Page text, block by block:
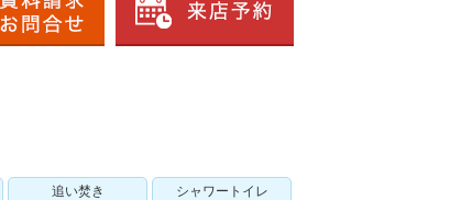
追い焚き シャワートイレ